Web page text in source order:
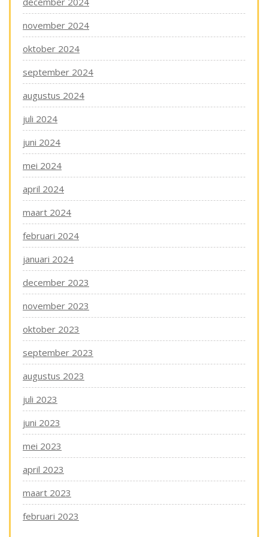
november 2024
oktober 2024
september 2024
augustus 2024
juli 2024
juni 2024
mei 2024
april 2024
maart 2024
februari 2024
januari 2024
december 2023
november 2023
oktober 2023
september 2023
augustus 2023
juli 2023
juni 2023
mei 2023
april 2023
maart 2023
februari 2023